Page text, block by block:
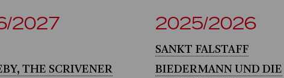
2027
THE SCRIVENER
2025/2026
SANKT FALSTAFF
BIEDERMANN UND DIE